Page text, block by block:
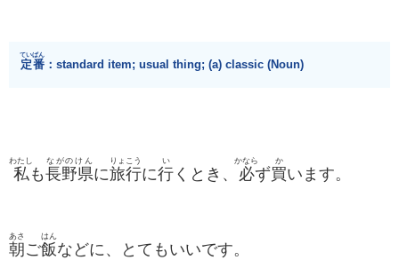
定番
ていばん
：standard item; usual thing; (a) classic (Noun)
私
わたし
も長野県
ながのけん
に旅行
りょこう
に行
い
くとき、 必
かなら
ず買
か
います。
朝
あさ
ご飯
はん
などに、とてもいいです。